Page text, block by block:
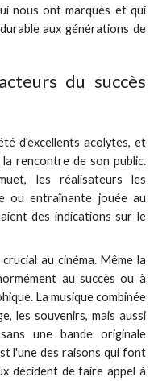
nous ont marqués et qui
aux générations de
du succès
d'excellents acolytes, et
rencontre de son public.
les réalisateurs les
ou entraînante jouée au
des indications sur le
au cinéma. Même la
au succès ou à
La musique combinée
les souvenirs, mais aussi
une bande originale
l'une des raisons qui font
décident de faire appel à